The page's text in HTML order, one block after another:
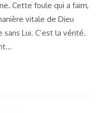
Cette foule qui a faim,
vitale de Dieu
Lui. C’est la vérité.